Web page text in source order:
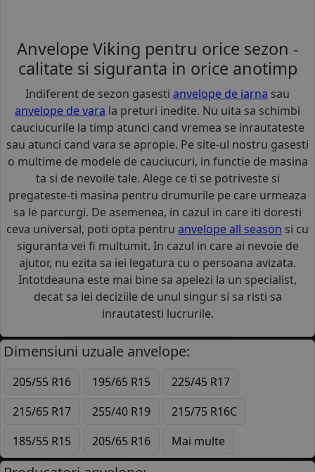
Anvelope Viking pentru orice sezon -
calitate si siguranta in orice anotimp
Indiferent de sezon gasesti anvelope de iarna sau
anvelope de vara la preturi inedite. Nu uita sa schimbi
cauciucurile la timp atunci cand vremea se inrautateste
sau atunci cand vara se apropie. Pe site-ul nostru gasesti
o multime de modele de cauciucuri, in functie de masina
ta si de nevoile tale. Alege ce ti se potriveste si
pregateste-ti masina pentru drumurile pe care urmeaza
sa le parcurgi. De asemenea, in cazul in care iti doresti
ceva universal, poti opta pentru anvelope all season si cu
siguranta vei fi multumit. In cazul in care ai nevoie de
ajutor, nu ezita sa iei legatura cu o persoana avizata.
Intotdeauna este mai bine sa apelezi la un specialist,
decat sa iei deciziile de unul singur si sa risti sa
inrautatesti lucrurile.
Dimensiuni uzuale anvelope:
205/55 R16 195/65 R15
225/45 R17
215/65 R17
255/40 R19
215/75 R16C
185/55 R15
205/65 R16 Mai multe